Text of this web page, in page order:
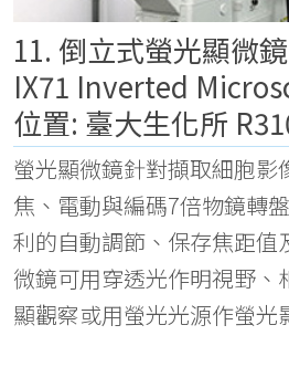
11. 倒立式螢光顯微
IX71 Inverted
位置: 臺大生化所
螢光顯微鏡針對擷取細胞影
焦、電動與編碼7倍物鏡轉
利的自動調節、保存焦距值
微鏡可用穿透光作明視野、
顯觀察或用螢光光源作螢光